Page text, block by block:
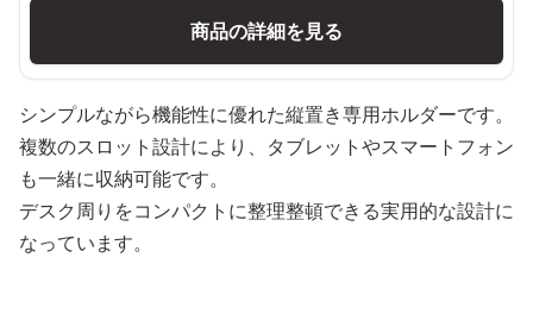
商品の詳細を見る
シンプルながら機能性に優れた縦置き専用ホルダーです。
複数のスロット設計により、タブレットやスマートフォン
も一緒に収納可能です。
デスク周りをコンパクトに整理整頓できる実用的な設計に
なっています。